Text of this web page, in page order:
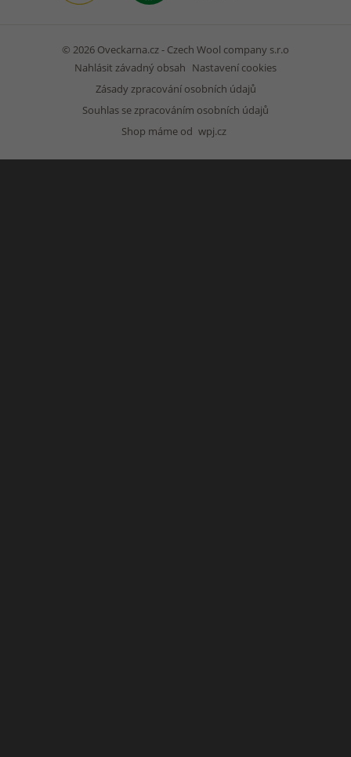
© 2026 Oveckarna.cz - Czech Wool company s.r.o
Nahlásit závadný obsah Nastavení cookies
Zásady zpracování osobních údajů
Souhlas se zpracováním osobních údajů
Shop máme od wpj.cz